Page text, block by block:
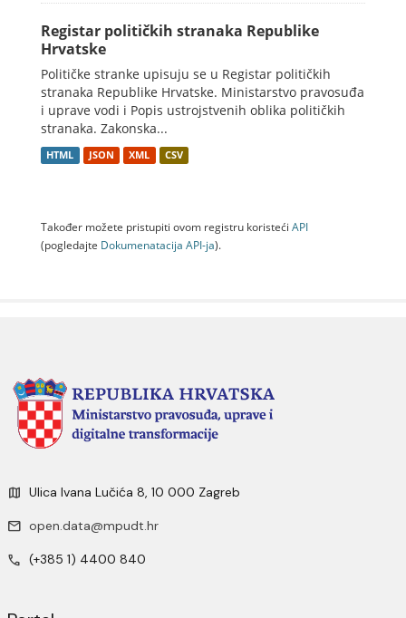
Registar političkih stranaka Republike
Hrvatske
Političke stranke upisuju se u Registar političkih
stranaka Republike Hrvatske. Ministarstvo pravosuđa
i uprave vodi i Popis ustrojstvenih oblika političkih
stranaka. Zakonska...
HTML JSON XML CSV
Također možete pristupiti ovom registru koristeći API
(pogledajte Dokumenаtаcijа API-jа).